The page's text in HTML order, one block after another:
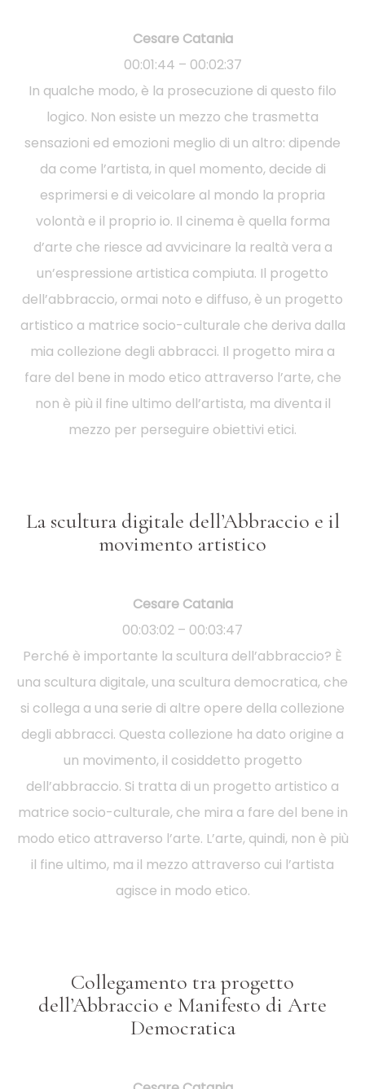
Cesare Catania
00:01:44 – 00:02:37
In qualche modo, è la prosecuzione di questo filo
logico. Non esiste un mezzo che trasmetta
sensazioni ed emozioni meglio di un altro: dipende
da come l’artista, in quel momento, decide di
esprimersi e di veicolare al mondo la propria
volontà e il proprio io. Il cinema è quella forma
d’arte che riesce ad avvicinare la realtà vera a
un’espressione artistica compiuta. Il progetto
dell’abbraccio, ormai noto e diffuso, è un progetto
artistico a matrice socio-culturale che deriva dalla
mia collezione degli abbracci. Il progetto mira a
fare del bene in modo etico attraverso l’arte, che
non è più il fine ultimo dell’artista, ma diventa il
mezzo per perseguire obiettivi etici.
La scultura digitale dell’Abbraccio e il
movimento artistico
Cesare Catania
00:03:02 – 00:03:47
Perché è importante la scultura dell’abbraccio? È
una scultura digitale, una scultura democratica, che
si collega a una serie di altre opere della collezione
degli abbracci. Questa collezione ha dato origine a
un movimento, il cosiddetto progetto
dell’abbraccio. Si tratta di un progetto artistico a
matrice socio-culturale, che mira a fare del bene in
modo etico attraverso l’arte. L’arte, quindi, non è più
il fine ultimo, ma il mezzo attraverso cui l’artista
agisce in modo etico.
Collegamento tra progetto
dell’Abbraccio e Manifesto di Arte
Democratica